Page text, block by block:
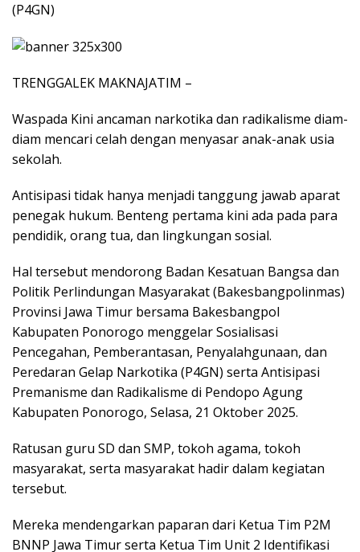
(P4GN)
TRENGGALEK MAKNAJATIM –
Waspada Kini ancaman narkotika dan radikalisme diam-
diam mencari celah dengan menyasar anak-anak usia
sekolah.
Antisipasi tidak hanya menjadi tanggung jawab aparat
penegak hukum. Benteng pertama kini ada pada para
pendidik, orang tua, dan lingkungan sosial.
Hal tersebut mendorong Badan Kesatuan Bangsa dan
Politik Perlindungan Masyarakat (Bakesbangpolinmas)
Provinsi Jawa Timur bersama Bakesbangpol
Kabupaten Ponorogo menggelar Sosialisasi
Pencegahan, Pemberantasan, Penyalahgunaan, dan
Peredaran Gelap Narkotika (P4GN) serta Antisipasi
Premanisme dan Radikalisme di Pendopo Agung
Kabupaten Ponorogo, Selasa, 21 Oktober 2025.
Ratusan guru SD dan SMP, tokoh agama, tokoh
masyarakat, serta masyarakat hadir dalam kegiatan
tersebut.
Mereka mendengarkan paparan dari Ketua Tim P2M
BNNP Jawa Timur serta Ketua Tim Unit 2 Identifikasi